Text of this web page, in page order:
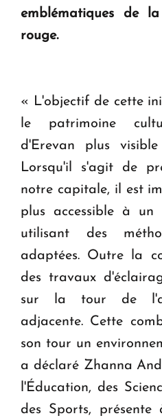
Le premier hôtel Hyatt
emblématiques de
rouge.
« L'objectif de cette
le patrimoine
d'Erevan plus
Lorsqu'il s'agit de
notre capitale, il est
plus accessible à un
utilisant des
adaptées. Outre la
des travaux
sur la tour de
adjacente. Cette
son tour un
a déclaré Zhanna
l'Éducation, des
des Sports,